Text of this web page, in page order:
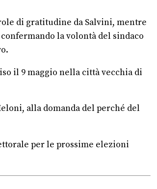
di gratitudine da Salvini, mentre
la volontà del sindaco
il 9 maggio nella città vecchia di
alla domanda del perché del
per le prossime elezioni